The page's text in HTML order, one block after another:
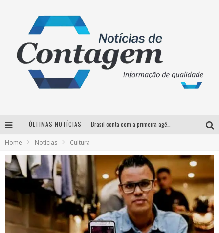
ÚLTIMAS NOTÍCIAS
Votação para o concurso Rainha do Pedro Leopoldo Rodeio Show 2026 é liberada no G1
Home Notícias Cultura